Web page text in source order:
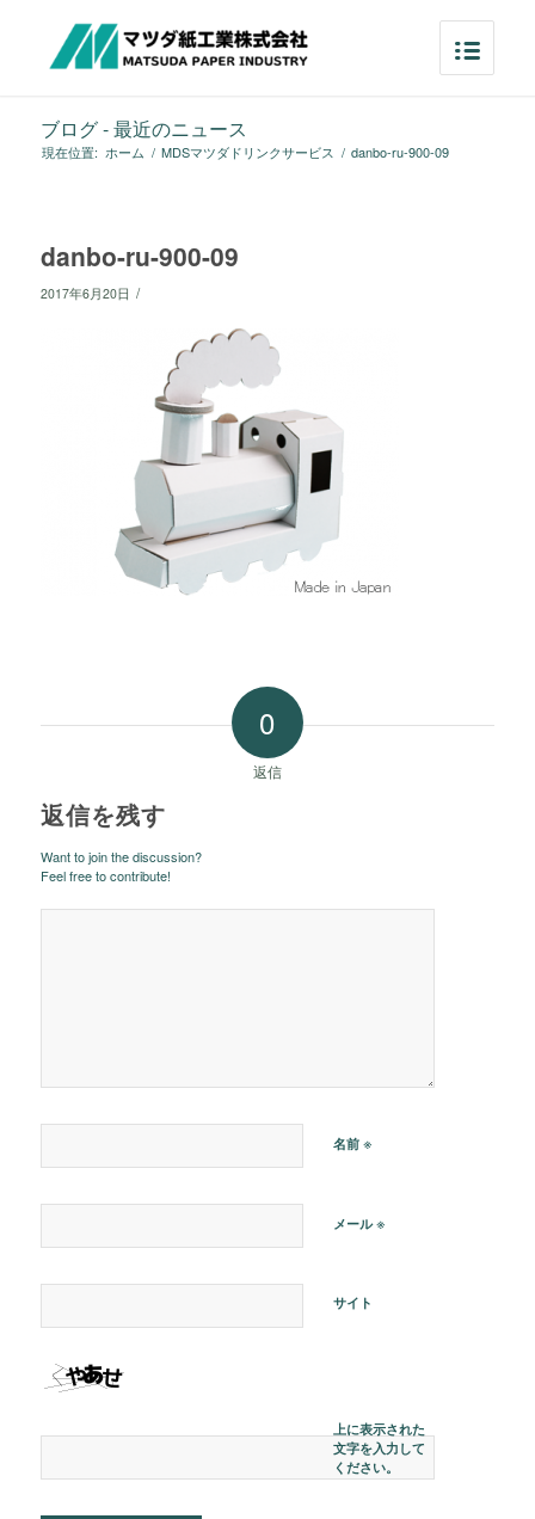
ブログ - 最近のニュース
現在位置: ホーム / MDSマツダドリンクサービス / danbo-ru-900-09
danbo-ru-900-09
2017年6月20日 /
0
返信
返信を残す
Want to join the discussion?
Feel free to contribute!
名前 ※
メール※
サイト
上に表示された
文字を入力して
ください。